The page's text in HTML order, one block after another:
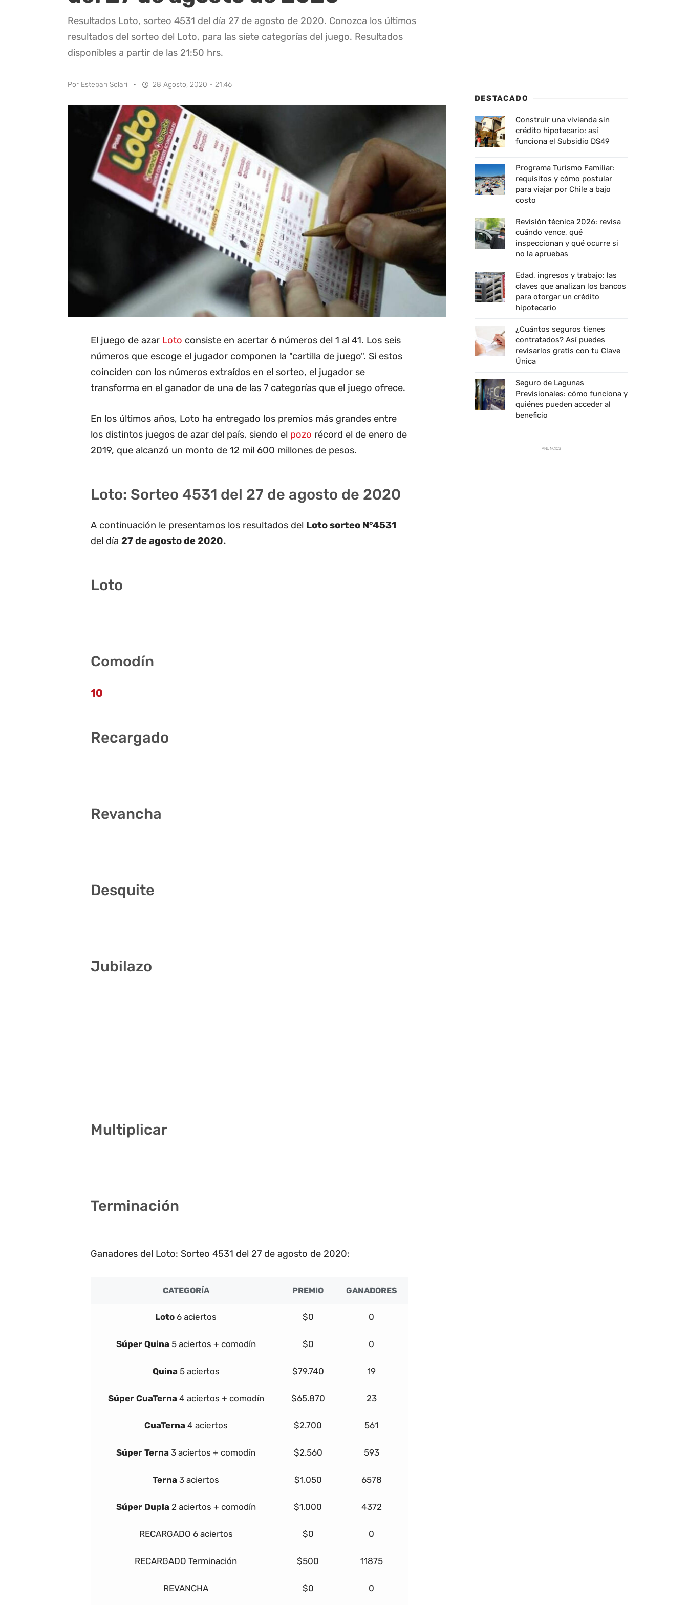
Resultados Loto, sorteo 4531 del día 27 de agosto de 2020. Conozca los últimos
resultados del sorteo del Loto, para las siete categorías del juego. Resultados
disponibles a partir de las 21:50 hrs.
Por Esteban Solari · 28 Agosto, 2020 - 21:46
El juego de azar Loto consiste en acertar 6 números del 1 al 41. Los seis
números que escoge el jugador componen la "cartilla de juego". Si estos
coinciden con los números extraídos en el sorteo, el jugador se
transforma en el ganador de una de las 7 categorías que el juego ofrece.
En los últimos años, Loto ha entregado los premios más grandes entre
los distintos juegos de azar del país, siendo el pozo récord el de enero de
2019, que alcanzó un monto de 12 mil 600 millones de pesos.
Loto: Sorteo 4531 del 27 de agosto de 2020
A continuación le presentamos los resultados del Loto sorteo N°4531
del día 27 de agosto de 2020.
Loto
Comodín
10
Recargado
Revancha
Desquite
Jubilazo
Multiplicar
Terminación
Ganadores del Loto: Sorteo 4531 del 27 de agosto de 2020:
CATEGORÍA PREMIO GANADORES
Loto 6 aciertos $0 0
Súper Quina 5 aciertos + comodín $0 0
Quina 5 aciertos $79.740 19
Súper CuaTerna 4 aciertos + comodín $65.870 23
CuaTerna 4 aciertos $2.700 561
Súper Terna 3 aciertos + comodín $2.560 593
Terna 3 aciertos $1.050 6578
Súper Dupla 2 aciertos + comodín $1.000 4372
RECARGADO 6 aciertos $0 0
RECARGADO Terminación $500 11875
REVANCHA $0 0
DESTACADO
Construir una vivienda sin
crédito hipotecario: así
funciona el Subsidio DS49
Programa Turismo Familiar:
requisitos y cómo postular
para viajar por Chile a bajo
costo
Revisión técnica 2026: revisa
cuándo vence, qué
inspeccionan y qué ocurre si
no la apruebas
Edad, ingresos y trabajo: las
claves que analizan los bancos
para otorgar un crédito
hipotecario
¿Cuántos seguros tienes
contratados? Así puedes
revisarlos gratis con tu Clave
Única
Seguro de Lagunas
Previsionales: cómo funciona y
quiénes pueden acceder al
beneficio
ANUNCIOS